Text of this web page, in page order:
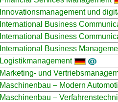
Innovationsmanagement und
International Business
International Business
International Business
Logistikmanagement
Marketing- und
Maschinenbau – Modern
Maschinenbau –